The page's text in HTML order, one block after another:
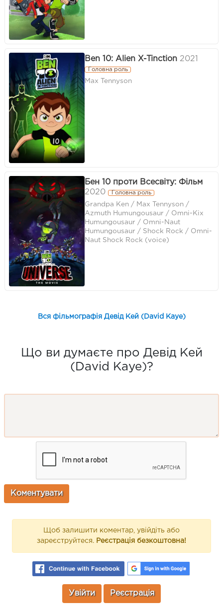
Ben 10: Alien X-Tinction 2021
Головна роль
Max Tennyson
Бен 10 проти Всесвіту: Фільм
2020
Головна роль
Grandpa Ken / Max Tennyson /
Azmuth Humungousaur / Omni-Kix
Humungousaur / Omni-Naut
Humungousaur / Shock Rock / Omni-
Naut Shock Rock (voice)
Вся фільмографія Девід Кей (David Kaye)
Що ви думаєте про Девід Кей
(David Kaye)?
Щоб залишити коментар, увійдіть або
зареєструйтеся. Реєстрація безкоштовна!
Увійти Реєстрація